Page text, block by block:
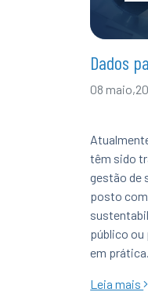
Dados
08
têm sido
gestão de
posto
público ou
em
Leia mais